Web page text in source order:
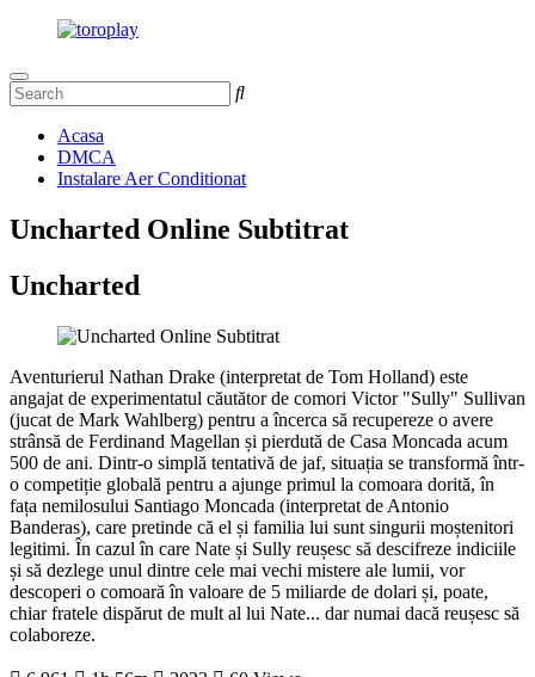
Acasa
DMCA
Instalare Aer Conditionat
Uncharted Online Subtitrat
Uncharted
Aventurierul Nathan Drake (interpretat de Tom Holland) este
angajat de experimentatul căutător de comori Victor "Sully" Sullivan
(jucat de Mark Wahlberg) pentru a încerca să recupereze o avere
strânsă de Ferdinand Magellan și pierdută de Casa Moncada acum
500 de ani. Dintr-o simplă tentativă de jaf, situația se transformă într-
o competiție globală pentru a ajunge primul la comoara dorită, în
fața nemilosului Santiago Moncada (interpretat de Antonio
Banderas), care pretinde că el și familia lui sunt singurii moștenitori
legitimi. În cazul în care Nate și Sully reușesc să descifreze indiciile
și să dezlege unul dintre cele mai vechi mistere ale lumii, vor
descoperi o comoară în valoare de 5 miliarde de dolari și, poate,
chiar fratele dispărut de mult al lui Nate... dar numai dacă reușesc să
colaboreze.